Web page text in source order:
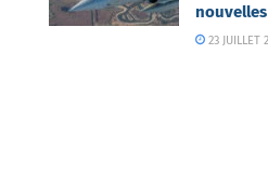
nouvelles
23 JUILLET